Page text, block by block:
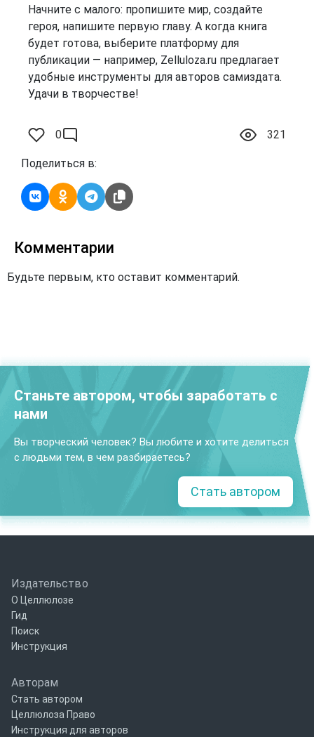
Начните с малого: пропишите мир, создайте
героя, напишите первую главу. А когда книга
будет готова, выберите платформу для
публикации — например, Zelluloza.ru предлагает
удобные инструменты для авторов самиздата.
Удачи в творчестве!
0 321
Поделиться в:
Комментарии
Будьте первым, кто оставит комментарий.
Станьте автором, чтобы заработать с
нами
Вы творческий человек? Вы любите и хотите делиться
с людьми тем, в чем разбираетесь?
Стать автором
Издательство
О Целлюлозе
Гид
Поиск
Инструкция
Авторам
Стать автором
Целлюлоза Право
Инструкция для авторов